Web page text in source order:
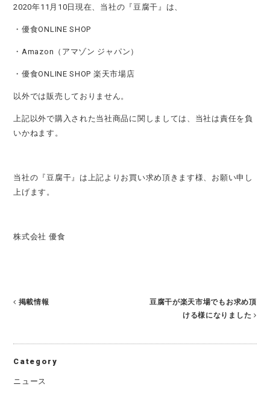
2020年11月10日現在、当社の『豆腐干』は、
・優食ONLINE SHOP
・Amazon（アマゾン ジャパン）
・優食ONLINE SHOP 楽天市場店
以外では販売しておりません。
上記以外で購入された当社商品に関しましては、当社は責任を負
いかねます。
当社の『豆腐干』は上記よりお買い求め頂きます様、お願い申し
上げます。
株式会社 優食
掲載情報
豆腐干が楽天市場でもお求め頂
ける様になりました
Category
ニュース